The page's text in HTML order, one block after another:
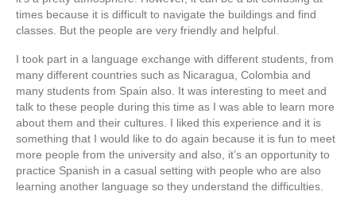
times because it is difficult to navigate the buildings and find
classes. But the people are very friendly and helpful.
I took part in a language exchange with different students, from
many different countries such as Nicaragua, Colombia and
many students from Spain also. It was interesting to meet and
talk to these people during this time as I was able to learn more
about them and their cultures. I liked this experience and it is
something that I would like to do again because it is fun to meet
more people from the university and also, it’s an opportunity to
practice Spanish in a casual setting with people who are also
learning another language so they understand the difficulties.